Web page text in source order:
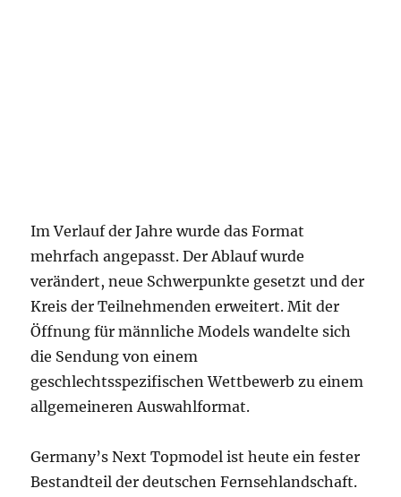
Im Verlauf der Jahre wurde das Format
mehrfach angepasst. Der Ablauf wurde
verändert, neue Schwerpunkte gesetzt und der
Kreis der Teilnehmenden erweitert. Mit der
Öffnung für männliche Models wandelte sich
die Sendung von einem
geschlechtsspezifischen Wettbewerb zu einem
allgemeineren Auswahlformat.
Germany’s Next Topmodel ist heute ein fester
Bestandteil der deutschen Fernsehlandschaft.